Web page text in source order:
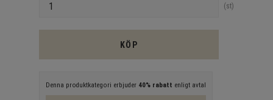
st
KÖP
Denna produktkategori erbjuder 40% rabatt enligt avtal